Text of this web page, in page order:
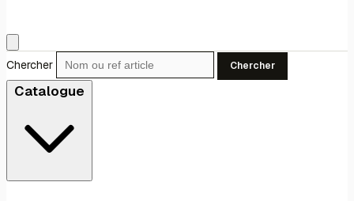
Chercher Chercher
Catalogue